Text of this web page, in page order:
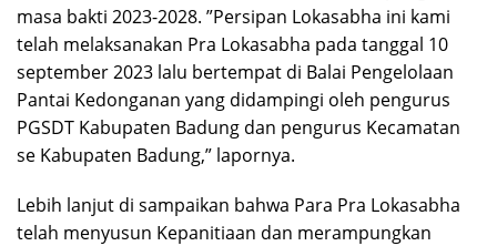
masa bakti 2023-2028. ”Persipan Lokasabha ini kami
telah melaksanakan Pra Lokasabha pada tanggal 10
september 2023 lalu bertempat di Balai Pengelolaan
Pantai Kedonganan yang didampingi oleh pengurus
PGSDT Kabupaten Badung dan pengurus Kecamatan
se Kabupaten Badung,” lapornya.
Lebih lanjut di sampaikan bahwa Para Pra Lokasabha
telah menyusun Kepanitiaan dan merampungkan